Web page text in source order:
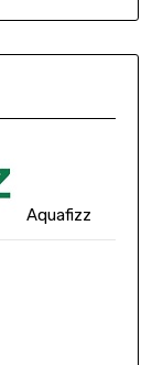
Aquafizz